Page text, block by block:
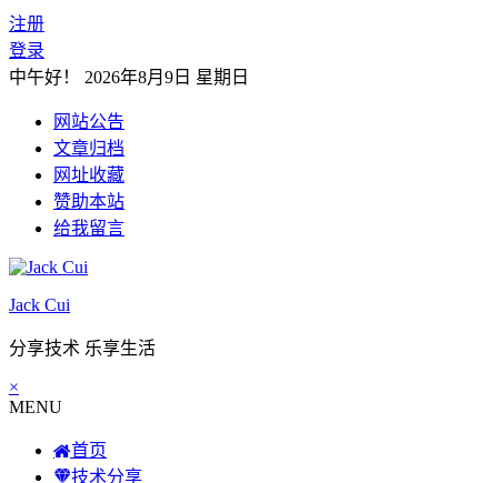
注册
登录
中午好！ 2026年8月9日 星期日
网站公告
文章归档
网址收藏
赞助本站
给我留言
Jack Cui
分享技术 乐享生活
×
MENU
首页
技术分享